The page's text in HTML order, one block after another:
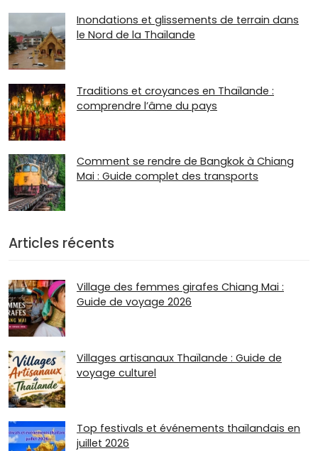
Inondations et glissements de terrain dans
le Nord de la Thaïlande
Traditions et croyances en Thaïlande :
comprendre l’âme du pays
Comment se rendre de Bangkok à Chiang
Mai : Guide complet des transports
Articles récents
Village des femmes girafes Chiang Mai :
Guide de voyage 2026
Villages artisanaux Thaïlande : Guide de
voyage culturel
Top festivals et événements thaïlandais en
juillet 2026